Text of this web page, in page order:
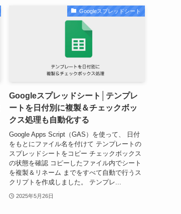
Googleスプレッドシート
Googleスプレッドシート│テンプレ
ートを日付別に複製＆チェックボッ
クス処理も自動化する
Google Apps Script（GAS）を使って、 日付
をもとにファイル名を付けて テンプレートの
スプレッドシートをコピー チェックボックス
の状態を確認 コピーしたファイル内でシート
を複製＆リネーム までをすべて自動で行うス
クリプトを作成しました。 テンプレ...
2025年5月26日